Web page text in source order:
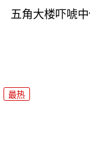
五角大楼吓唬
最热